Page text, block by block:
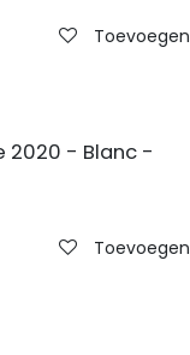
2020 - Blanc -